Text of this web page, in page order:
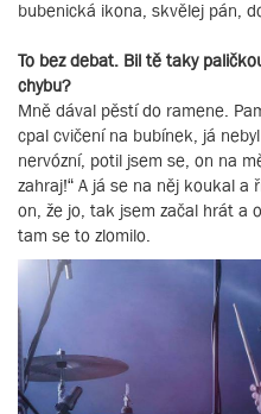
bubenická ikona, skvělej pán,
To bez debat. Bil tě taky
chybu?
Mně dával pěstí do ramene.
cpal cvičení na bubínek, já
nervózní, potil jsem se, on na
zahraj!“ A já se na něj koukal a
on, že jo, tak jsem začal hrát a
tam se to zlomilo.